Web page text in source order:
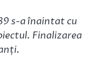
s-a înaintat cu
Finalizarea